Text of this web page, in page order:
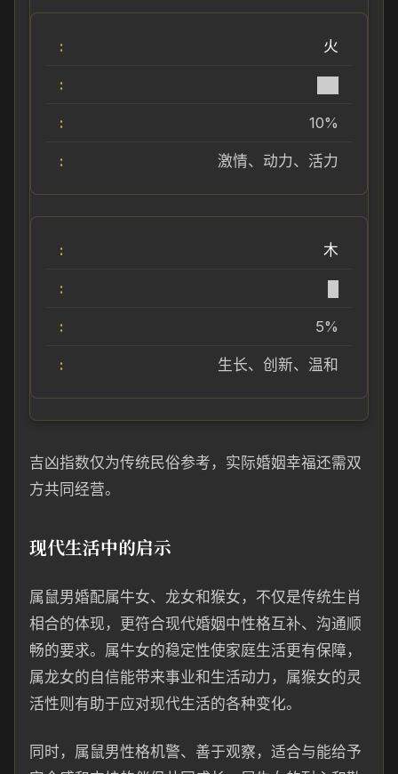
火
10%
激情、动力、活力
木
5%
生长、创新、温和
吉凶指数仅为传统民俗参考，实际婚姻幸福还需双
方共同经营。
现代生活中的启示
属鼠男婚配属牛女、龙女和猴女，不仅是传统生肖
相合的体现，更符合现代婚姻中性格互补、沟通顺
畅的要求。属牛女的稳定性使家庭生活更有保障，
属龙女的自信能带来事业和生活动力，属猴女的灵
活性则有助于应对现代生活的各种变化。
同时，属鼠男性格机警、善于观察，适合与能给予